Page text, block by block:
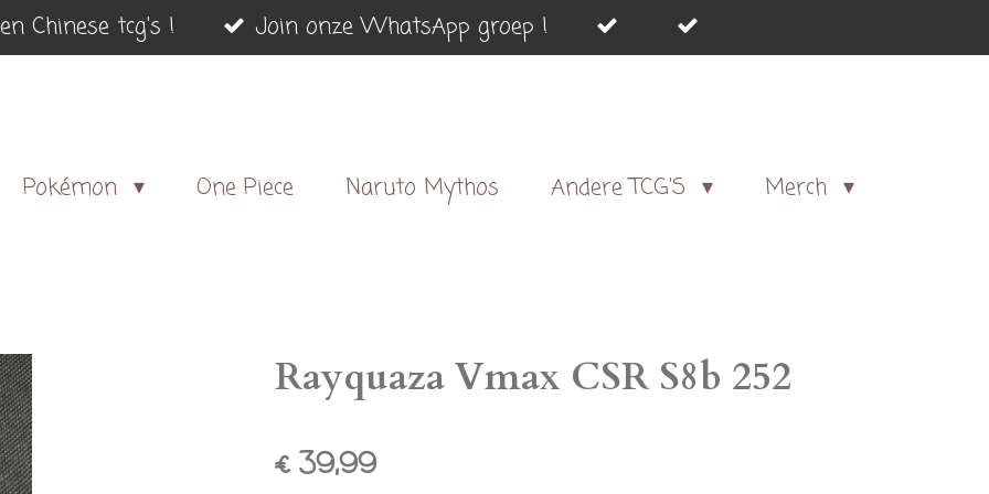
Chinese tcg's ! Join onze WhatsApp groep !
Pokémon One Piece Naruto Mythos Andere TCG'S
Merch
Rayquaza Vmax CSR S8b 252
€ 39,99